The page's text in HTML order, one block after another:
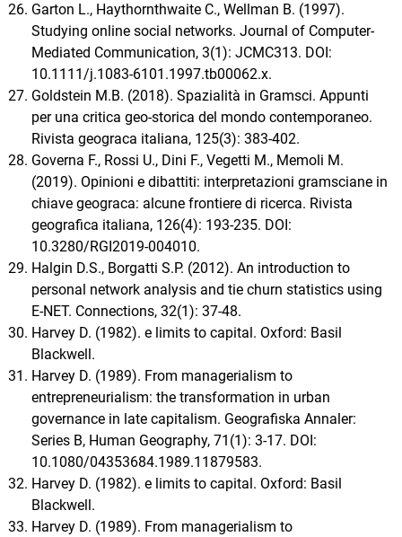
Garton L., Haythornthwaite C., Wellman B. (1997).
Studying online social networks. Journal of Computer-
Mediated Communication, 3(1): JCMC313. DOI:
10.1111/j.1083-6101.1997.tb00062.x.
Goldstein M.B. (2018). Spazialità in Gramsci. Appunti
per una critica geo-storica del mondo contemporaneo.
Rivista geograca italiana, 125(3): 383-402.
Governa F., Rossi U., Dini F., Vegetti M., Memoli M.
(2019). Opinioni e dibattiti: interpretazioni gramsciane in
chiave geograca: alcune frontiere di ricerca. Rivista
geografica italiana, 126(4): 193-235. DOI:
10.3280/RGI2019-004010.
Halgin D.S., Borgatti S.P. (2012). An introduction to
personal network analysis and tie churn statistics using
E-NET. Connections, 32(1): 37-48.
Harvey D. (1982). e limits to capital. Oxford: Basil
Blackwell.
Harvey D. (1989). From managerialism to
entrepreneurialism: the transformation in urban
governance in late capitalism. Geografiska Annaler:
Series B, Human Geography, 71(1): 3-17. DOI:
10.1080/04353684.1989.11879583.
Harvey D. (1982). e limits to capital. Oxford: Basil
Blackwell.
Harvey D. (1989). From managerialism to